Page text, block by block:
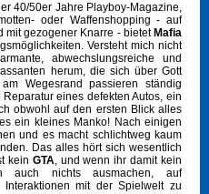
40/50er Jahre Playboy-Magazine,
oder Waffenshopping - auf
mit gezogener Knarre - bietet Mafia
Versteht mich nicht
abwechslungsreiche und
herum, die sich über Gott
Wegesrand passieren ständig
eines defekten Autos, ein
obwohl auf den ersten Blick alles
ein kleines Manko! Nach einigen
und es macht schlichtweg kaum
Das alles hört sich wesentlich
kein GTA, und wenn ihr damit kein
nichts ausmachen, auf
Interaktionen mit der Spielwelt zu